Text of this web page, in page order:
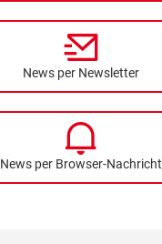
News per Newsletter
News per Browser-Nachricht